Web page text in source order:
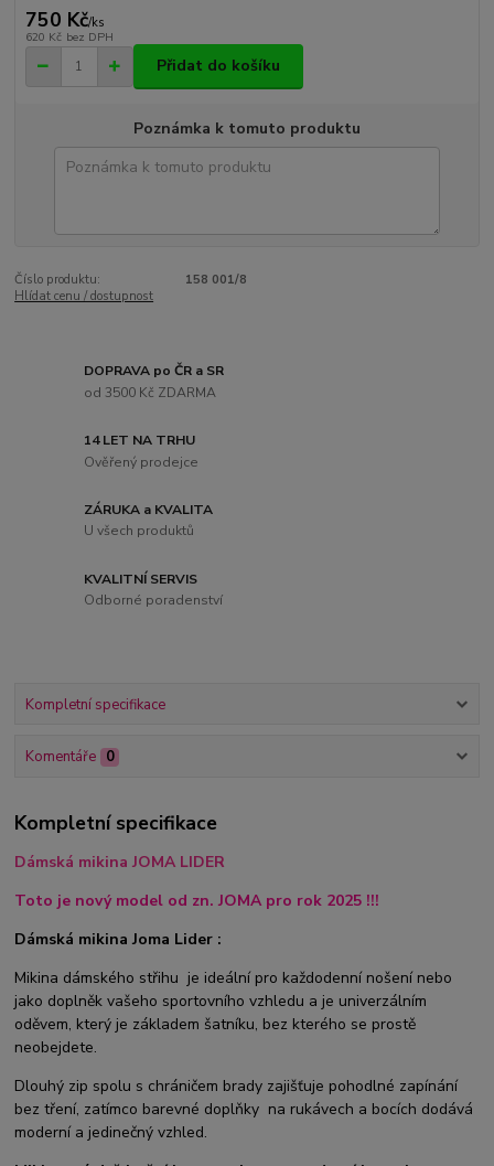
750 Kč/ks
620 Kč bez DPH
Přidat do košíku
Poznámka k tomuto produktu
Číslo produktu:
158 001/8
Hlídat cenu / dostupnost
DOPRAVA po ČR a SR
od 3500 Kč ZDARMA
14 LET NA TRHU
Ověřený prodejce
ZÁRUKA a KVALITA
U všech produktů
KVALITNÍ SERVIS
Odborné poradenství
Kompletní specifikace
Komentáře 0
Kompletní specifikace
Dámská mikina JOMA LIDER
Toto je nový model od zn. JOMA pro rok 2025 !!!
Dámská mikina Joma Lider :
Mikina dámského střihu je ideální pro každodenní nošení nebo
jako doplněk vašeho sportovního vzhledu a je univerzálním
oděvem, který je základem šatníku, bez kterého se prostě
neobejdete.
Dlouhý zip spolu s chráničem brady zajišťuje pohodlné zapínání
bez tření, zatímco barevné doplňky na rukávech a bocích dodává
moderní a jedinečný vzhled.